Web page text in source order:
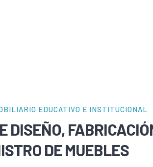
EDUCATIVO E INSTITUCIONAL
DISEÑO,
DE MUEBLES